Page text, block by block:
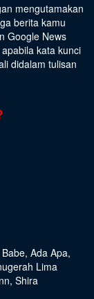
mengutamakan
berita kamu
Google News
kata kunci
didalam tulisan
, Ada Apa,
Lima
, Shira